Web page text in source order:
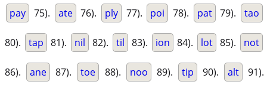
pay 75). ate 76). ply 77). poi 78). pat 79). tao
80). tap 81). nil 82). til 83). ion 84). lot 85). not
86). ane 87). toe 88). noo 89). tip 90). alt 91).